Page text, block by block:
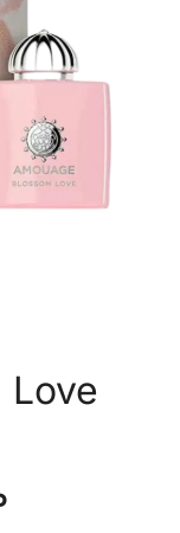
Love
Диапазон